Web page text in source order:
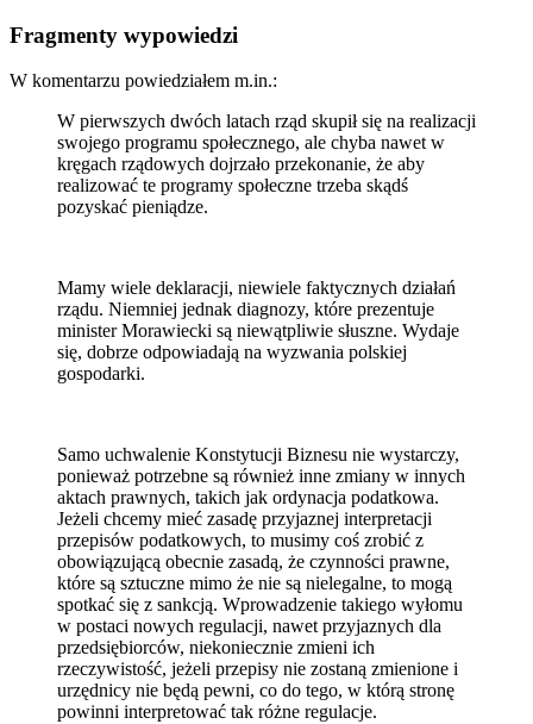
Fragmenty wypowiedzi
W komentarzu powiedziałem m.in.:
W pierwszych dwóch latach rząd skupił się na realizacji
swojego programu społecznego, ale chyba nawet w
kręgach rządowych dojrzało przekonanie, że aby
realizować te programy społeczne trzeba skądś
pozyskać pieniądze.
Mamy wiele deklaracji, niewiele faktycznych działań
rządu. Niemniej jednak diagnozy, które prezentuje
minister Morawiecki są niewątpliwie słuszne. Wydaje
się, dobrze odpowiadają na wyzwania polskiej
gospodarki.
Samo uchwalenie Konstytucji Biznesu nie wystarczy,
ponieważ potrzebne są również inne zmiany w innych
aktach prawnych, takich jak ordynacja podatkowa.
Jeżeli chcemy mieć zasadę przyjaznej interpretacji
przepisów podatkowych, to musimy coś zrobić z
obowiązującą obecnie zasadą, że czynności prawne,
które są sztuczne mimo że nie są nielegalne, to mogą
spotkać się z sankcją. Wprowadzenie takiego wyłomu
w postaci nowych regulacji, nawet przyjaznych dla
przedsiębiorców, niekoniecznie zmieni ich
rzeczywistość, jeżeli przepisy nie zostaną zmienione i
urzędnicy nie będą pewni, co do tego, w którą stronę
powinni interpretować tak różne regulacje.